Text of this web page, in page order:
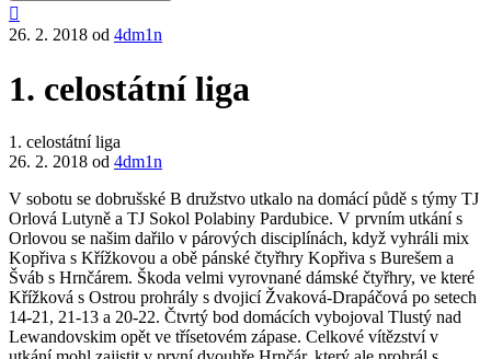
26. 2. 2018 od 4dm1n
1. celostátní liga
1. celostátní liga
26. 2. 2018 od 4dm1n
V sobotu se dobrušské B družstvo utkalo na domácí půdě s týmy TJ
Orlová Lutyně a TJ Sokol Polabiny Pardubice. V prvním utkání s
Orlovou se našim dařilo v párových disciplínách, když vyhráli mix
Kopřiva s Křížkovou a obě pánské čtyřhry Kopřiva s Burešem a
Šváb s Hrnčárem. Škoda velmi vyrovnané dámské čtyřhry, ve které
Křížková s Ostrou prohrály s dvojicí Žvaková-Drapáčová po setech
14-21, 21-13 a 20-22. Čtvrtý bod domácích vybojoval Tlustý nad
Lewandovskim opět ve třísetovém zápase. Celkové vítězství v